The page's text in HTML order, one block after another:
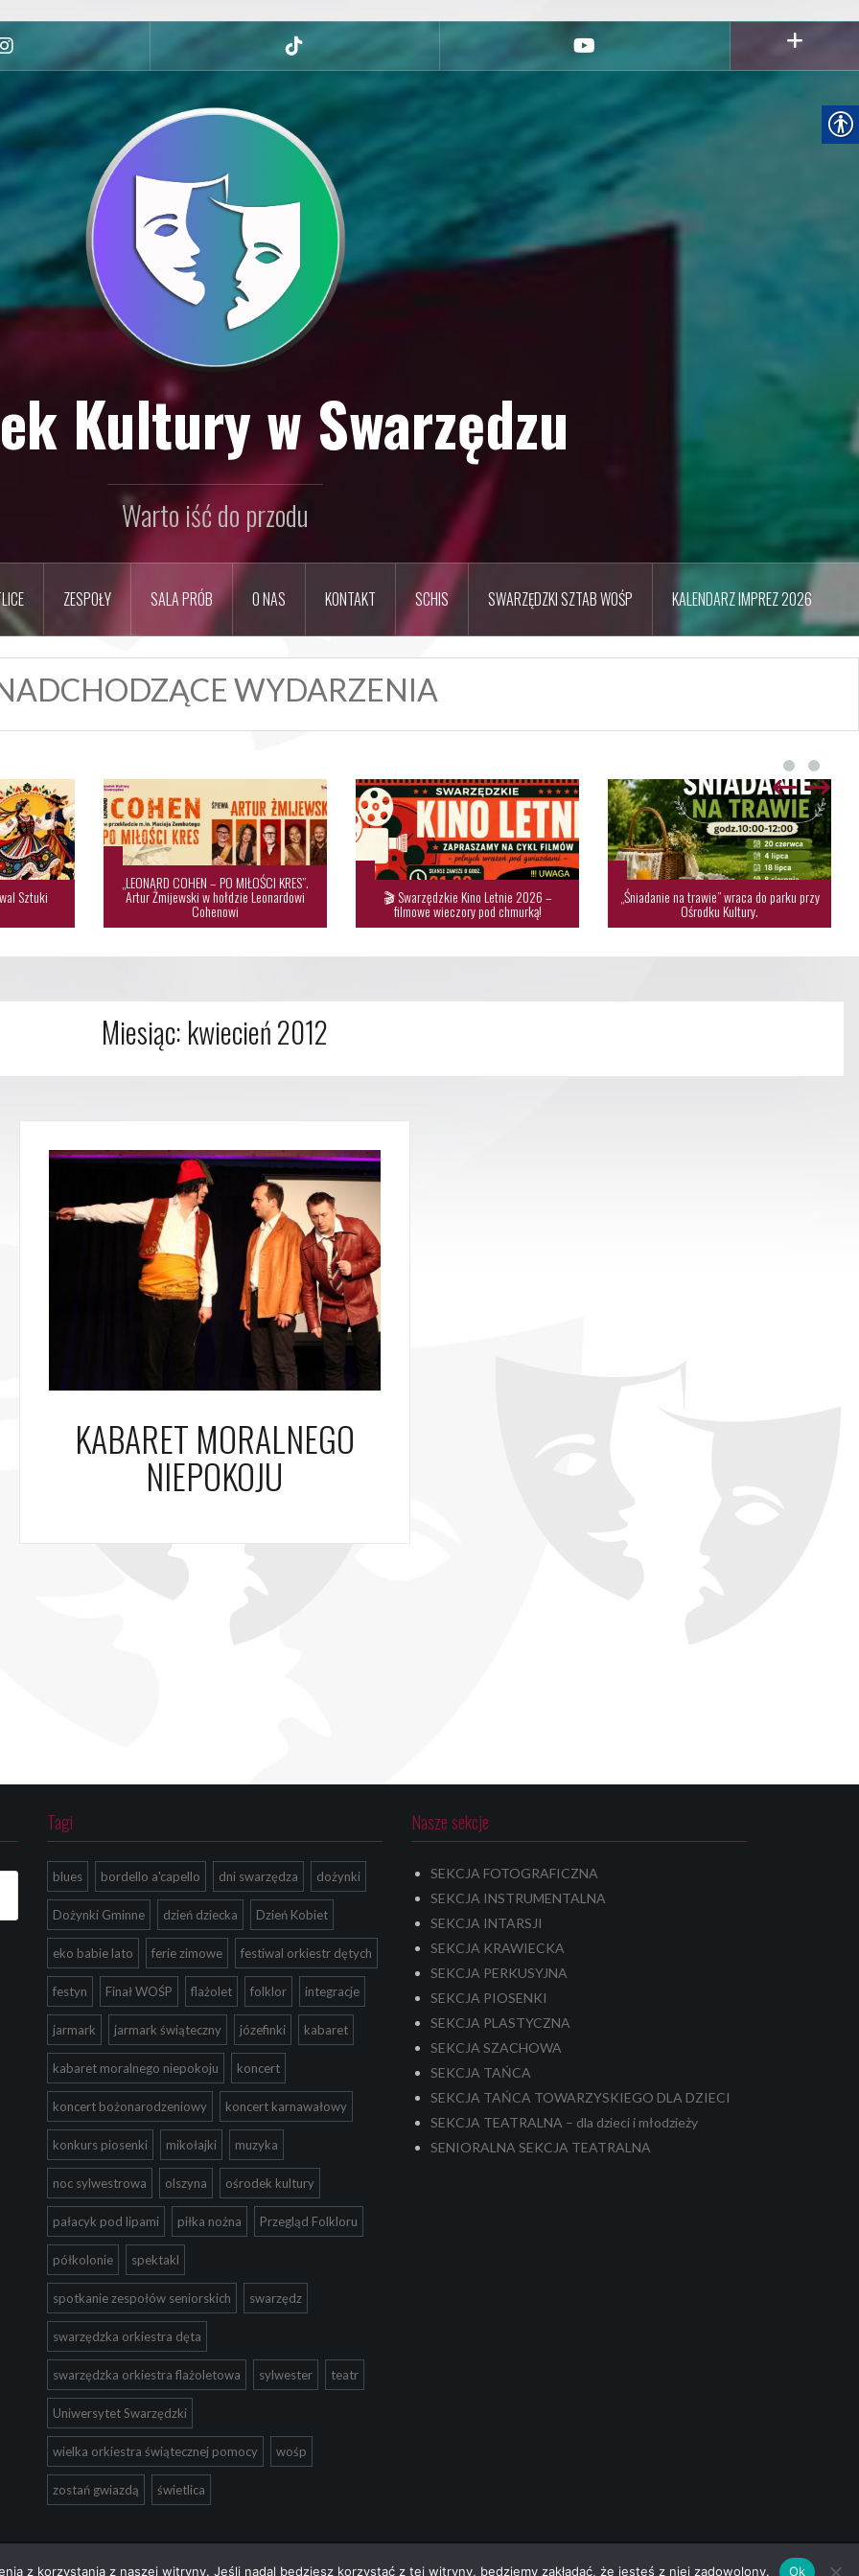
tiktok
Kultury w Swarzędzu
Warto iść do przodu
ZESPOŁY SALA PRÓB O NAS KONTAKT SCHIS SWARZĘDZKI SZTAB WOŚP KALENDARZ IMPREZ 2026
WYDARZENIA
Sztuki
„LEONARD COHEN – PO MIŁOŚCI KRES”.
Artur Żmijewski w hołdzie Leonardowi
Cohenowi
🎬 Swarzędzkie Kino Letnie 2026 –
filmowe wieczory pod chmurką!
„Śniadanie na trawie” wraca do parku przy
Ośrodku Kultury.
Miesiąc: kwiecień 2012
KABARET MORALNEGO
NIEPOKOJU
Tagi
blues bordello a'capello dni swarzędza dożynki
Dożynki Gminne dzień dziecka Dzień Kobiet
eko babie lato ferie zimowe festiwal orkiestr dętych
festyn Finał WOŚP flażolet folklor integracje
jarmark jarmark świąteczny józefinki kabaret
kabaret moralnego niepokoju koncert
koncert bożonarodzeniowy koncert karnawałowy
konkurs piosenki mikołajki muzyka
noc sylwestrowa olszyna ośrodek kultury
pałacyk pod lipami piłka nożna Przegląd Folkloru
półkolonie spektakl
spotkanie zespołów seniorskich swarzędz
swarzędzka orkiestra dęta
swarzędzka orkiestra flażoletowa sylwester teatr
Uniwersytet Swarzędzki
wielka orkiestra świątecznej pomocy wośp
zostań gwiazdą świetlica
Nasze sekcje
SEKCJA FOTOGRAFICZNA
SEKCJA INSTRUMENTALNA
SEKCJA INTARSJI
SEKCJA KRAWIECKA
SEKCJA PERKUSYJNA
SEKCJA PIOSENKI
SEKCJA PLASTYCZNA
SEKCJA SZACHOWA
SEKCJA TAŃCA
SEKCJA TAŃCA TOWARZYSKIEGO DLA DZIECI
SEKCJA TEATRALNA – dla dzieci i młodzieży
SENIORALNA SEKCJA TEATRALNA
z korzystania z naszej witryny. Jeśli nadal będziesz korzystać z tej witryny, będziemy zakładać, że jesteś z niej zadowolony. Ok